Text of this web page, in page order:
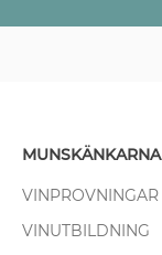
MUNSKÄNKARNA
VINPROVNINGAR
VINUTBILDNING